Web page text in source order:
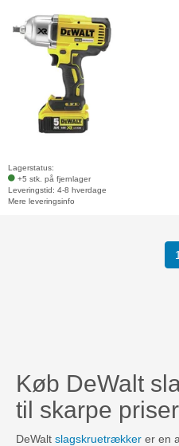
Lagerstatus:
+5 stk. på fjernlager
Leveringstid: 4-8 hverdage
Mere leveringsinfo
1
Køb DeWalt
til skarpe
DeWalt slagskruetrækker er en